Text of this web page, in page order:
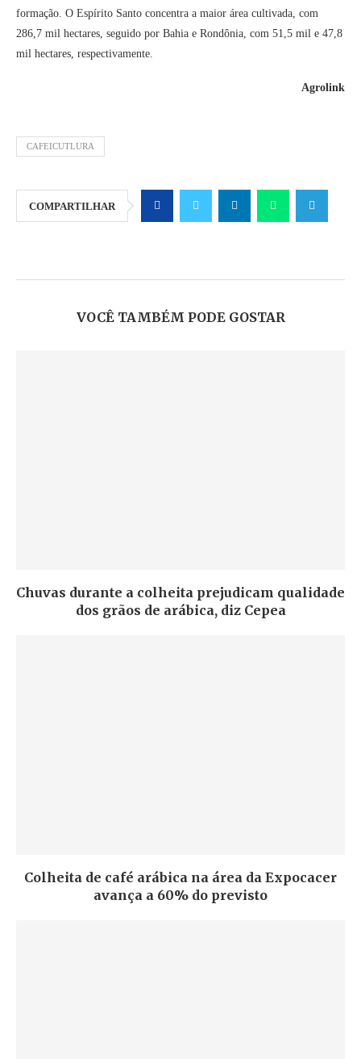
formação. O Espírito Santo concentra a maior área cultivada, com
286,7 mil hectares, seguido por Bahia e Rondônia, com 51,5 mil e 47,8
mil hectares, respectivamente.
Agrolink
CAFEICUTLURA
COMPARTILHAR
VOCÊ TAMBÉM PODE GOSTAR
Chuvas durante a colheita prejudicam qualidade
dos grãos de arábica, diz Cepea
Colheita de café arábica na área da Expocacer
avança a 60% do previsto